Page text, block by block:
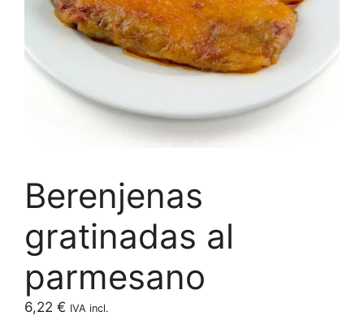
Berenjenas
gratinadas al
parmesano
6,22 € IVA incl.